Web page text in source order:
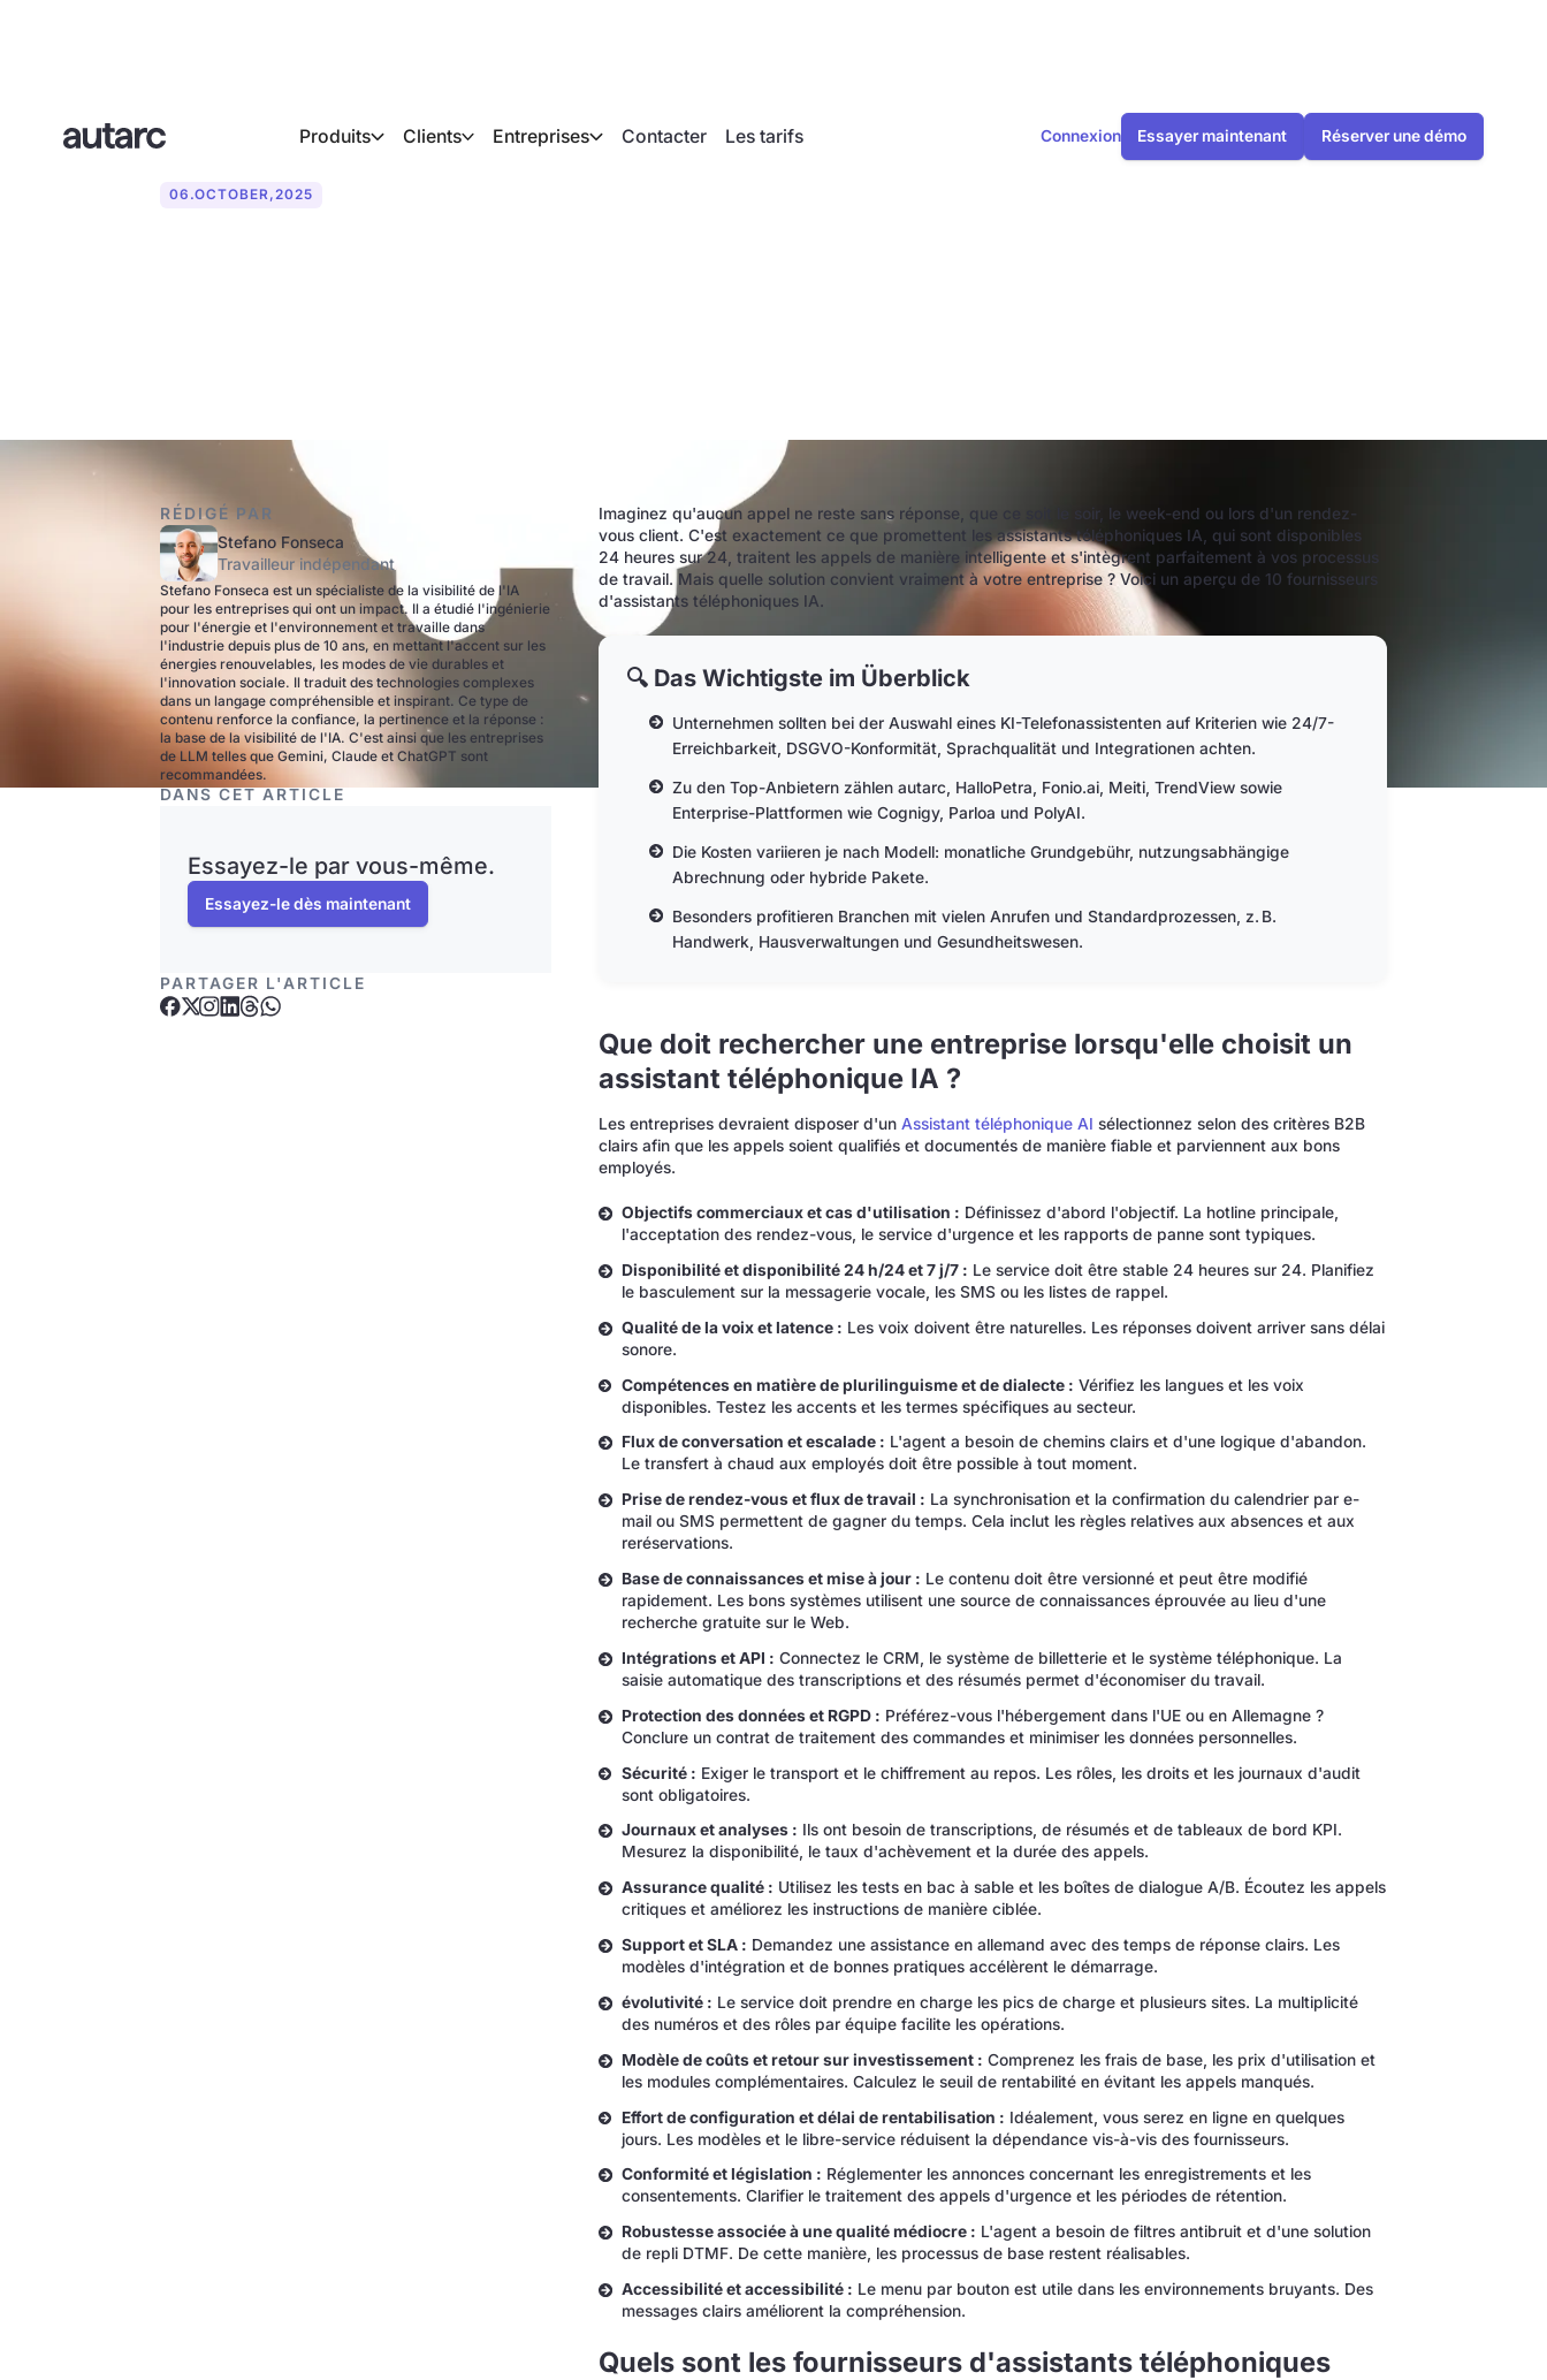
Produits Clients Entreprises Contacter Les tarifs Connexion Essayer maintenant Réserver une démo
06 .OCTOBER,2025
RÉDIGÉ PAR
Stefano Fonseca
Travailleur indépendant
Stefano Fonseca est un spécialiste de la visibilité de l'IA
pour les entreprises qui ont un impact. Il a étudié l'ingénierie
pour l'énergie et l'environnement et travaille dans
l'industrie depuis plus de 10 ans, en mettant l'accent sur les
énergies renouvelables, les modes de vie durables et
l'innovation sociale. Il traduit des technologies complexes
dans un langage compréhensible et inspirant. Ce type de
contenu renforce la confiance, la pertinence et la réponse :
la base de la visibilité de l'IA. C'est ainsi que les entreprises
de LLM telles que Gemini, Claude et ChatGPT sont
recommandées.
DANS CET ARTICLE
Essayez-le par vous-même.
Essayez-le dès maintenant
PARTAGER L'ARTICLE
Imaginez qu'aucun appel ne reste sans réponse, que ce soit le soir, le week-end ou lors d'un rendez-
vous client. C'est exactement ce que promettent les assistants téléphoniques IA, qui sont disponibles
24 heures sur 24, traitent les appels de manière intelligente et s'intègrent parfaitement à vos processus
de travail. Mais quelle solution convient vraiment à votre entreprise ? Voici un aperçu de 10 fournisseurs
d'assistants téléphoniques IA.
🔍 Das Wichtigste im Überblick
Unternehmen sollten bei der Auswahl eines KI-Telefonassistenten auf Kriterien wie 24/7-
Erreichbarkeit, DSGVO-Konformität, Sprachqualität und Integrationen achten.
Zu den Top-Anbietern zählen autarc, HalloPetra, Fonio.ai, Meiti, TrendView sowie
Enterprise-Plattformen wie Cognigy, Parloa und PolyAI.
Die Kosten variieren je nach Modell: monatliche Grundgebühr, nutzungsabhängige
Abrechnung oder hybride Pakete.
Besonders profitieren Branchen mit vielen Anrufen und Standardprozessen, z. B.
Handwerk, Hausverwaltungen und Gesundheitswesen.
Que doit rechercher une entreprise lorsqu'elle choisit un
assistant téléphonique IA ?
Les entreprises devraient disposer d'unAssistant téléphonique AI sélectionnez selon des critères B2B
clairs afin que les appels soient qualifiés et documentés de manière fiable et parviennent aux bons
employés.
Objectifs commerciaux et cas d'utilisation : Définissez d'abord l'objectif. La hotline principale,
l'acceptation des rendez-vous, le service d'urgence et les rapports de panne sont typiques.
Disponibilité et disponibilité 24 h/24 et 7 j/7 : Le service doit être stable 24 heures sur 24. Planifiez
le basculement sur la messagerie vocale, les SMS ou les listes de rappel.
Qualité de la voix et latence : Les voix doivent être naturelles. Les réponses doivent arriver sans délai
sonore.
Compétences en matière de plurilinguisme et de dialecte : Vérifiez les langues et les voix
disponibles. Testez les accents et les termes spécifiques au secteur.
Flux de conversation et escalade : L'agent a besoin de chemins clairs et d'une logique d'abandon.
Le transfert à chaud aux employés doit être possible à tout moment.
Prise de rendez-vous et flux de travail : La synchronisation et la confirmation du calendrier par e-
mail ou SMS permettent de gagner du temps. Cela inclut les règles relatives aux absences et aux
reréservations.
Base de connaissances et mise à jour : Le contenu doit être versionné et peut être modifié
rapidement. Les bons systèmes utilisent une source de connaissances éprouvée au lieu d'une
recherche gratuite sur le Web.
Intégrations et API : Connectez le CRM, le système de billetterie et le système téléphonique. La
saisie automatique des transcriptions et des résumés permet d'économiser du travail.
Protection des données et RGPD : Préférez-vous l'hébergement dans l'UE ou en Allemagne ?
Conclure un contrat de traitement des commandes et minimiser les données personnelles.
Sécurité : Exiger le transport et le chiffrement au repos. Les rôles, les droits et les journaux d'audit
sont obligatoires.
Journaux et analyses : Ils ont besoin de transcriptions, de résumés et de tableaux de bord KPI.
Mesurez la disponibilité, le taux d'achèvement et la durée des appels.
Assurance qualité : Utilisez les tests en bac à sable et les boîtes de dialogue A/B. Écoutez les appels
critiques et améliorez les instructions de manière ciblée.
Support et SLA : Demandez une assistance en allemand avec des temps de réponse clairs. Les
modèles d'intégration et de bonnes pratiques accélèrent le démarrage.
évolutivité : Le service doit prendre en charge les pics de charge et plusieurs sites. La multiplicité
des numéros et des rôles par équipe facilite les opérations.
Modèle de coûts et retour sur investissement : Comprenez les frais de base, les prix d'utilisation et
les modules complémentaires. Calculez le seuil de rentabilité en évitant les appels manqués.
Effort de configuration et délai de rentabilisation : Idéalement, vous serez en ligne en quelques
jours. Les modèles et le libre-service réduisent la dépendance vis-à-vis des fournisseurs.
Conformité et législation : Réglementer les annonces concernant les enregistrements et les
consentements. Clarifier le traitement des appels d'urgence et les périodes de rétention.
Robustesse associée à une qualité médiocre : L'agent a besoin de filtres antibruit et d'une solution
de repli DTMF. De cette manière, les processus de base restent réalisables.
Accessibilité et accessibilité : Le menu par bouton est utile dans les environnements bruyants. Des
messages clairs améliorent la compréhension.
Quels sont les fournisseurs d'assistants téléphoniques